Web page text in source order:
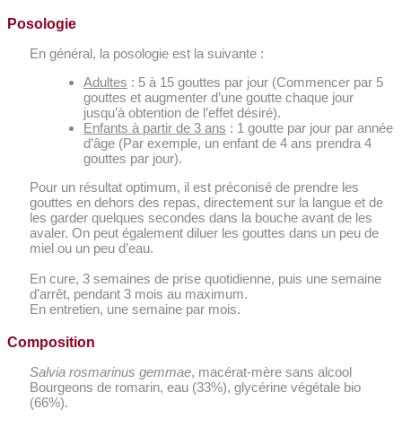
Posologie
En général, la posologie est la suivante :
Adultes : 5 à 15 gouttes par jour (Commencer par 5
gouttes et augmenter d’une goutte chaque jour
jusqu’à obtention de l’effet désiré).
Enfants à partir de 3 ans : 1 goutte par jour par année
d’âge (Par exemple, un enfant de 4 ans prendra 4
gouttes par jour).
Pour un résultat optimum, il est préconisé de prendre les
gouttes en dehors des repas, directement sur la langue et de
les garder quelques secondes dans la bouche avant de les
avaler. On peut également diluer les gouttes dans un peu de
miel ou un peu d’eau.
En cure, 3 semaines de prise quotidienne, puis une semaine
d’arrêt, pendant 3 mois au maximum.
En entretien, une semaine par mois.
Composition
Salvia rosmarinus gemmae, macérat-mère sans alcool
Bourgeons de romarin, eau (33%), glycérine végétale bio
(66%).